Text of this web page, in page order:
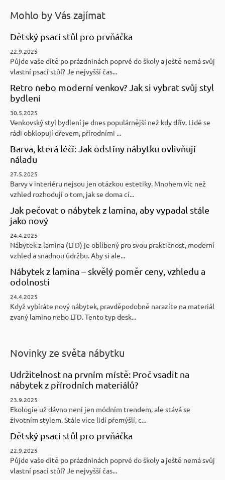
Mohlo by Vás zajímat
Dětský psací stůl pro prvňáčka
22.9.2025
Půjde vaše dítě po prázdninách poprvé do školy a ještě nemá svůj
vlastní psací stůl? Je nejvyšší čas...
Retro nebo moderní venkov? Jak si vybrat svůj styl
bydlení
30.5.2025
Venkovský styl bydlení je dnes populárnější než kdy dřív. Lidé se
rádi obklopují dřevem, přírodními ...
Barva, která léčí: Jak odstíny nábytku ovlivňují
náladu
27.5.2025
Barvy v interiéru nejsou jen otázkou estetiky. Mnohem víc než
vzhled rozhodují o tom, jak se doma cí...
Jak pečovat o nábytek z lamina, aby vypadal stále
jako nový
24.4.2025
Nábytek z lamina (LTD) je oblíbený pro svou praktičnost, moderní
vzhled a snadnou údržbu. Aby si ale...
Nábytek z lamina – skvělý poměr ceny, vzhledu a
odolnosti
24.4.2025
Když vybíráte nový nábytek, pravděpodobně narazíte na materiál
zvaný lamino nebo LTD. Tento typ desk...
Novinky ze světa nábytku
Udržitelnost na prvním místě: Proč vsadit na
nábytek z přírodních materiálů?
23.9.2025
Ekologie už dávno není jen módním trendem, ale stává se
životním stylem. Stále více lidí přemýšlí, c...
Dětský psací stůl pro prvňáčka
22.9.2025
Půjde vaše dítě po prázdninách poprvé do školy a ještě nemá svůj
vlastní psací stůl? Je nejvyšší čas...